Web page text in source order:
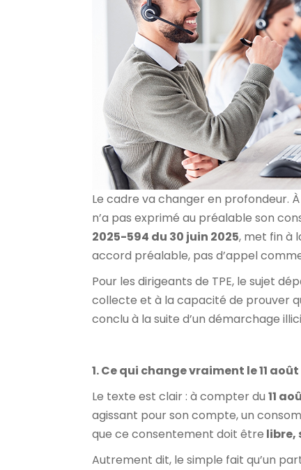
Le cadre va changer en profondeur.
n’a pas exprimé au préalable son
2025-594 du 30 juin 2025, met fin à
accord préalable, pas d’appel
Pour les dirigeants de TPE, le sujet
collecte et à la capacité de prouver
conclu à la suite d’un démarchage
1. Ce qui change vraiment le 11
Le texte est clair : à compter du 11
agissant pour son compte, un
que ce consentement doit être libre,
Autrement dit, le simple fait qu’un